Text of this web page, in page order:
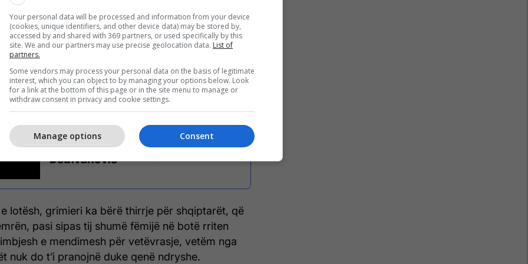
se është gay (Foto: YouTube)
make up. U përpoqëm ta ndalonim, por ai
ka treguar mes të tjerash, motra e Marios.
Të gjitha lajmet nga Mario
Dedivanovic
lotësh, grimieri ka bërë thirrje për shqiptarët, që
pasi sipas tij shumë fëmijë në botë rriten
e mendimesh për vetëvrasje, vetëm nga
nuk do t’i pranojnë duke qenë ndryshe.
Your personal data will be processed and information from your device
(cookies, unique identifiers, and other device data) may be stored by,
accessed by and shared with 369 partners, or used specifically by this
site. We and our partners may use precise geolocation data. List of
partners.
Some vendors may process your personal data on the basis of legitimate
interest, which you can object to by managing your options below. Look
for a link at the bottom of this page or in the site menu to manage or
withdraw consent in privacy and cookie settings.
Consent
Manage options